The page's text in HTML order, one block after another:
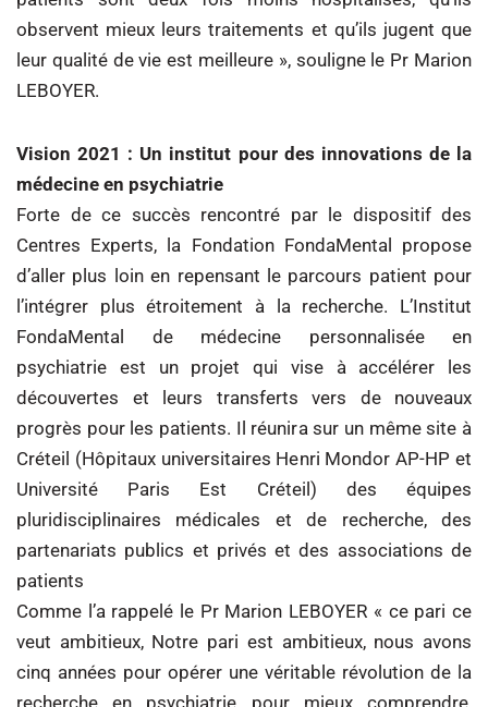
observent mieux leurs traitements et qu’ils jugent que
leur qualité de vie est meilleure », souligne le Pr Marion
LEBOYER.
Vision 2021 : Un institut pour des innovations de la
médecine en psychiatrie
Forte de ce succès rencontré par le dispositif des
Centres Experts, la Fondation FondaMental propose
d’aller plus loin en repensant le parcours patient pour
l’intégrer plus étroitement à la recherche. L’Institut
FondaMental de médecine personnalisée en
psychiatrie est un projet qui vise à accélérer les
découvertes et leurs transferts vers de nouveaux
progrès pour les patients. Il réunira sur un même site à
Créteil (Hôpitaux universitaires Henri Mondor AP-HP et
Université Paris Est Créteil) des équipes
pluridisciplinaires médicales et de recherche, des
partenariats publics et privés et des associations de
patients
Comme l’a rappelé le Pr Marion LEBOYER « ce pari ce
veut ambitieux, Notre pari est ambitieux, nous avons
cinq années pour opérer une véritable révolution de la